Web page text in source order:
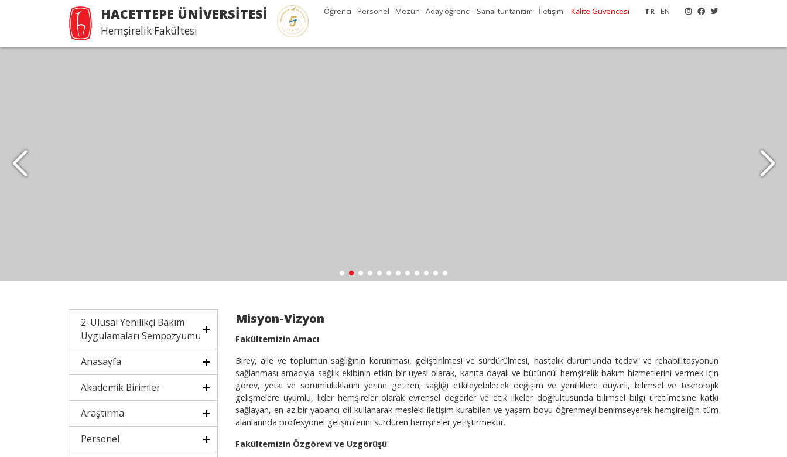
HACETTEPE ÜNİVERSİTESİ
Hemşirelik Fakültesi
TR EN
Öğrenci Personel Mezun Aday öğrenci Sanal tur tanıtım İletişim Kalite Güvencesi
2. Ulusal Yenilikçi Bakım
Uygulamaları Sempozyumu
Anasayfa
Akademik Birimler
Araştırma
Personel
Misyon-Vizyon
Fakültemizin Amacı
Birey, aile ve toplumun sağlığının korunması, geliştirilmesi ve sürdürülmesi, hastalık durumunda tedavi ve rehabilitasyonun
sağlanması amacıyla sağlık ekibinin etkin bir üyesi olarak, kanıta dayalı ve bütüncül hemşirelik bakım hizmetlerini vermek için
görev, yetki ve sorumluluklarını yerine getiren; sağlığı etkileyebilecek değişim ve yeniliklere duyarlı, bilimsel ve teknolojik
gelişmelere uyumlu, lider hemşireler olarak evrensel değerler ve etik ilkeler doğrultusunda bilimsel bilgi üretilmesine katkı
sağlayan, en az bir yabancı dil kullanarak mesleki iletişim kurabilen ve yaşam boyu öğrenmeyi benimseyerek hemşireliğin tüm
alanlarında profesyonel gelişimlerini sürdüren hemşireler yetiştirmektir.
Fakültemizin Özgörevi ve Uzgörüşü